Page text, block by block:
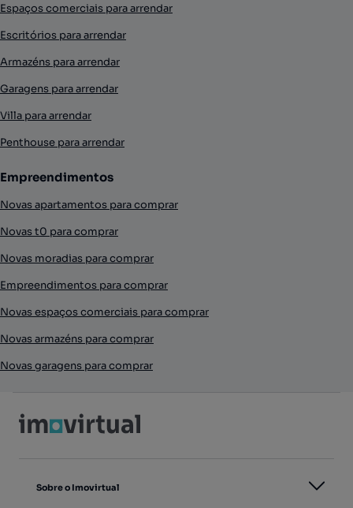
Espaços comerciais para arrendar
Escritórios para arrendar
Armazéns para arrendar
Garagens para arrendar
Villa para arrendar
Penthouse para arrendar
Empreendimentos
Novas apartamentos para comprar
Novas t0 para comprar
Novas moradias para comprar
Empreendimentos para comprar
Novas espaços comerciais para comprar
Novas armazéns para comprar
Novas garagens para comprar
Sobre o Imovirtual